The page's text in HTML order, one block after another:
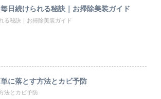
日続けられる秘訣｜お掃除美装ガイド
る秘訣｜お掃除美装ガイド
に落とす方法とカビ予防
法とカビ予防